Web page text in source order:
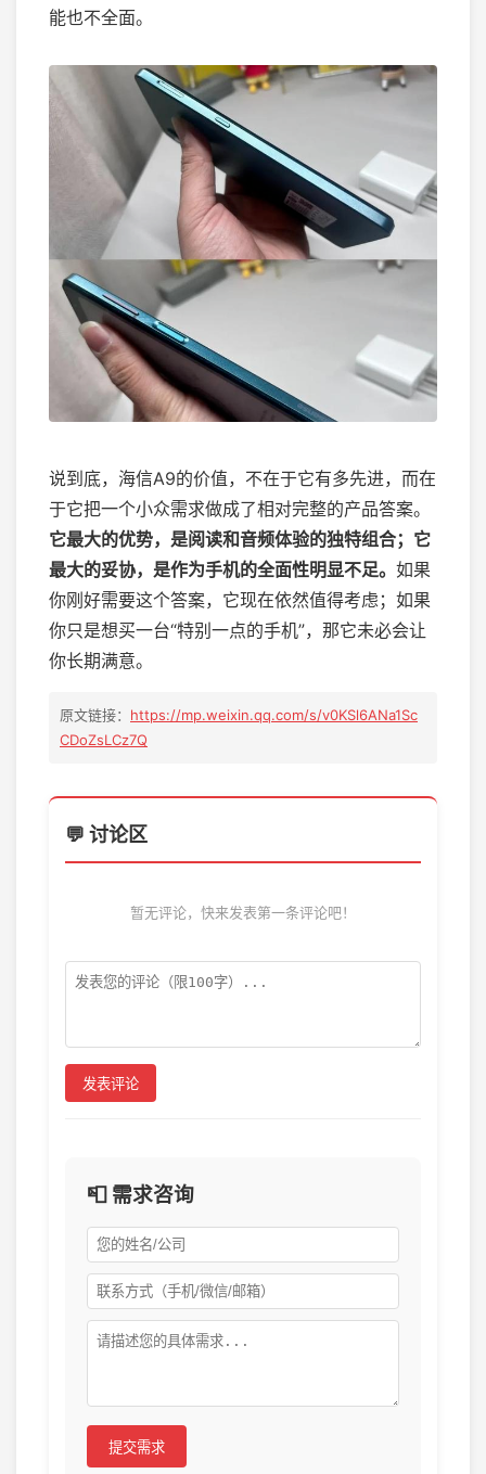
能也不全面。
说到底，海信A9的价值，不在于它有多先进，而在
于它把一个小众需求做成了相对完整的产品答案。
它最大的优势，是阅读和音频体验的独特组合；它
最大的妥协，是作为手机的全面性明显不足。 如果
你刚好需要这个答案，它现在依然值得考虑；如果
你只是想买一台“特别一点的手机”，那它未必会让
你长期满意。
原文链接： https://mp.weixin.qq.com/s/v0KSl6ANa1Sc
CDoZsLCz7Q
💬 讨论区
暂无评论，快来发表第一条评论吧！
发表评论
📮 需求咨询
提交需求